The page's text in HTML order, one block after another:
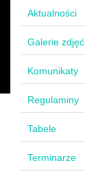
Aktualności
Galerie zdjęć
Komunikaty
Regulaminy
Tabele
Terminarze